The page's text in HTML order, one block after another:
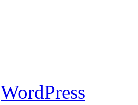
WordPress